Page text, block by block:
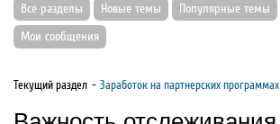
Все разделы Новые темы Популярные темы
Мои сообщения
Текущий раздел Заработок на партнерских программах